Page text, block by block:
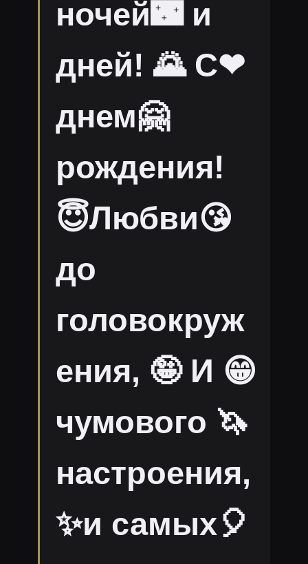
ночей🌃 и
дней! 🌄 С❤
днем🤗
рождения!
😇Любви😘
до
головокруж
ения, 🤪 И 😁
чумового 🦄
настроения,
✨и самых🎈